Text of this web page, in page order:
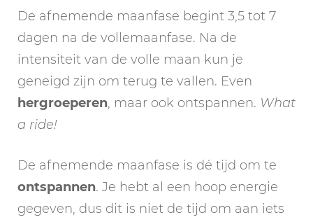
De afnemende maanfase begint 3,5 tot 7
dagen na de vollemaanfase. Na de
intensiteit van de volle maan kun je
geneigd zijn om terug te vallen. Even
hergroeperen, maar ook ontspannen. What
a ride!
De afnemende maanfase is dé tijd om te
ontspannen. Je hebt al een hoop energie
gegeven, dus dit is niet de tijd om aan iets